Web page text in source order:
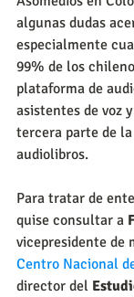
algunas dudas
especialmente
99% de los
plataforma de
asistentes de voz
tercera parte de
audiolibros.
Para tratar de
quise consultar a
vicepresidente de
Centro Nacional
director del